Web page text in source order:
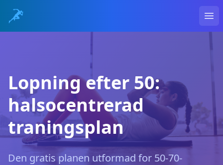
Lopning efter 50:
halsocentrerad
traningsplan
Den gratis planen utformad for 50-70-